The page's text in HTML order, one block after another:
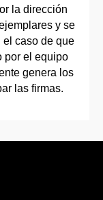
la dirección
y se
el caso de que
por el equipo
genera los
las firmas.